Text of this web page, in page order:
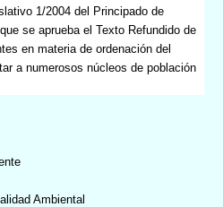
1/2004 del Principado de
se aprueba el Texto Refundido de
en materia de ordenación del
a numerosos núcleos de población
Ambiental